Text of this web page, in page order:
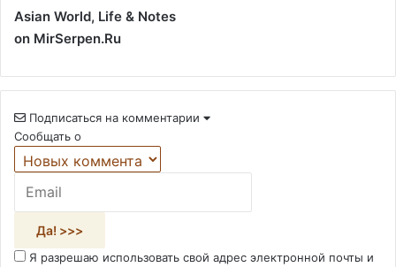
Asian World, Life & Notes
on MirSerpen.Ru
Подписаться на комментарии
Сообщать о
Я разрешаю использовать свой адрес электронной почты и